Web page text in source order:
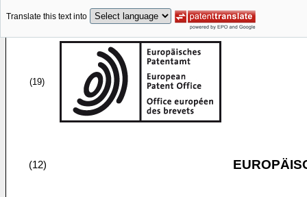
Translate this text into
(19)
(12)